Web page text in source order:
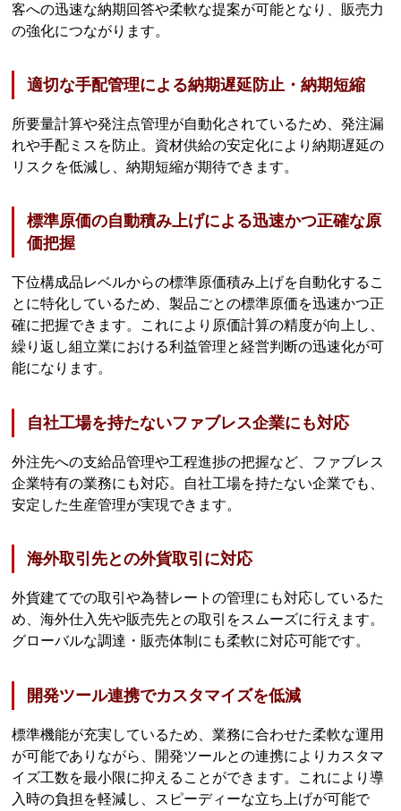
客への迅速な納期回答や柔軟な提案が可能となり、販売力
の強化につながります。
適切な手配管理による納期遅延防止・納期短縮
所要量計算や発注点管理が自動化されているため、発注漏
れや手配ミスを防止。資材供給の安定化により納期遅延の
リスクを低減し、納期短縮が期待できます。
標準原価の自動積み上げによる迅速かつ正確な原
価把握
下位構成品レベルからの標準原価積み上げを自動化するこ
とに特化しているため、製品ごとの標準原価を迅速かつ正
確に把握できます。これにより原価計算の精度が向上し、
繰り返し組立業における利益管理と経営判断の迅速化が可
能になります。
自社工場を持たないファブレス企業にも対応
外注先への支給品管理や工程進捗の把握など、ファブレス
企業特有の業務にも対応。自社工場を持たない企業でも、
安定した生産管理が実現できます。
海外取引先との外貨取引に対応
外貨建てでの取引や為替レートの管理にも対応しているた
め、海外仕入先や販売先との取引をスムーズに行えます。
グローバルな調達・販売体制にも柔軟に対応可能です。
開発ツール連携でカスタマイズを低減
標準機能が充実しているため、業務に合わせた柔軟な運用
が可能でありながら、開発ツールとの連携によりカスタマ
イズ工数を最小限に抑えることができます。これにより導
入時の負担を軽減し、スピーディーな立ち上げが可能で